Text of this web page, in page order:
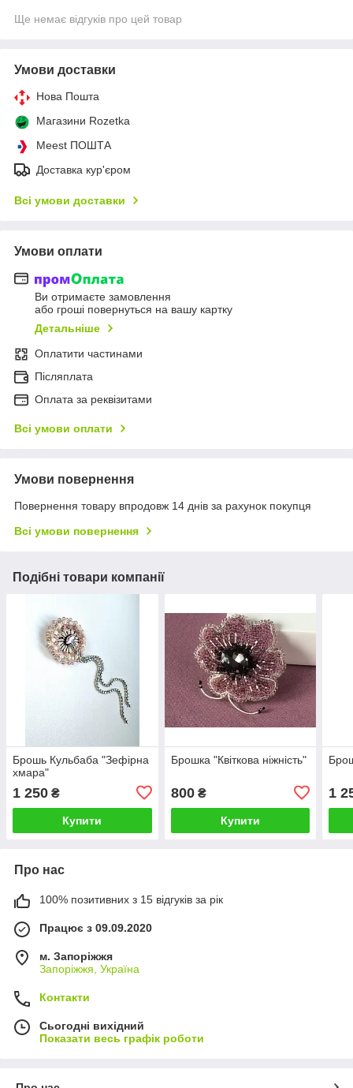
Ще немає відгуків про цей товар
Умови доставки
Нова Пошта
Магазини Rozetka
Meest ПОШТА
Доставка кур'єром
Всі умови доставки
Умови оплати
Ви отримаєте замовлення
або гроші повернуться на вашу картку
Детальніше
Оплатити частинами
Післяплата
Оплата за реквізитами
Всі умови оплати
Умови повернення
Повернення товару впродовж 14 днів за рахунок покупця
Всі умови повернення
Подібні товари компанії
Брошь Кульбаба "Зефірна
хмара"
1 250 ₴
Купити
Брошка "Квіткова ніжність"
800₴
Купити
1
Про нас
100% позитивних з 15 відгуків за рік
Працює з 09.09.2020
м. Запоріжжя
Запоріжжя, Україна
Контакти
Сьогодні вихідний
Показати весь графік роботи